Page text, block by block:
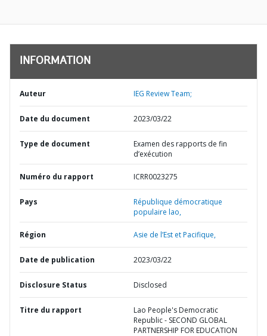
INFORMATION
Auteur IEG Review Team;
Date du document 2023/03/22
Type de document
Examen des rapports de fin
d’exécution
Numéro du rapport ICRR0023275
Pays
République démocratique
populaire lao,
Région Asie de l’Est et Pacifique,
Date de publication 2023/03/22
Disclosure Status Disclosed
Titre du rapport
Lao People's Democratic
Republic - SECOND GLOBAL
PARTNERSHIP FOR EDUCATION